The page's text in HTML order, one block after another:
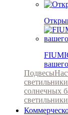
Подвесы
светильники
солнечных
светильники